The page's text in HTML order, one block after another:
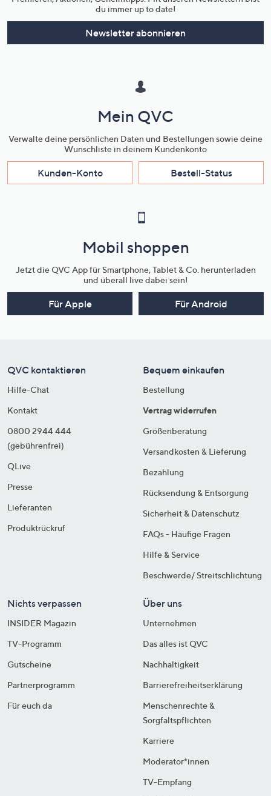
du immer up to date!
Newsletter abonnieren
Mein QVC
Verwalte deine persönlichen Daten und Bestellungen sowie deine
Wunschliste in deinem Kundenkonto
Kunden-Konto Bestell-Status
Mobil shoppen
Jetzt die QVC App für Smartphone, Tablet & Co. herunterladen
und überall live dabei sein!
Für Apple Für Android
QVC kontaktieren
Hilfe-Chat
Kontakt
0800 2944 444
(gebührenfrei)
QLive
Presse
Lieferanten
Produktrückruf
Bequem einkaufen
Bestellung
Vertrag widerrufen
Größenberatung
Versandkosten & Lieferung
Bezahlung
Rücksendung & Entsorgung
Sicherheit & Datenschutz
FAQs - Häufige Fragen
Hilfe & Service
Beschwerde/ Streitschlichtung
Nichts verpassen
INSIDER Magazin
TV-Programm
Gutscheine
Partnerprogramm
Für euch da
Über uns
Unternehmen
Das alles ist QVC
Nachhaltigkeit
Barrierefreiheitserklärung
Menschenrechte &
Sorgfaltspflichten
Karriere
Moderator*innen
TV-Empfang